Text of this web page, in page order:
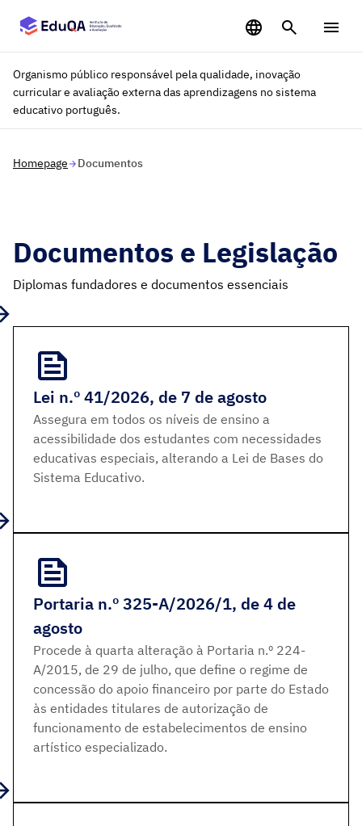
Organismo público responsável pela qualidade, inovação
curricular e avaliação externa das aprendizagens no sistema
educativo português.
Homepage Documentos
Documentos e Legislação
Diplomas fundadores e documentos essenciais
Lei n.º 41/2026, de 7 de agosto
Assegura em todos os níveis de ensino a
acessibilidade dos estudantes com necessidades
educativas especiais, alterando a Lei de Bases do
Sistema Educativo.
Portaria n.º 325-A/2026/1, de 4 de
agosto
Procede à quarta alteração à Portaria n.º 224-
A/2015, de 29 de julho, que define o regime de
concessão do apoio financeiro por parte do Estado
às entidades titulares de autorização de
funcionamento de estabelecimentos de ensino
artístico especializado.